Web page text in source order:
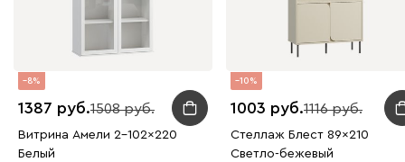
8
1387 1508
Витрина Амели 2-102x220
Белый
10
1003 1116
Стеллаж Блест 89x210
Светло-бежевый